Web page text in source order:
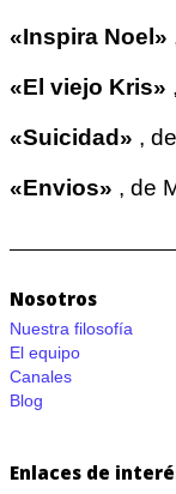
«Inspira Noel»
«El viejo Kris»
«Suicidad» ,
«Envios» , de
Nosotros
Nuestra filosofía
El equipo
Canales
Blog
Enlaces de